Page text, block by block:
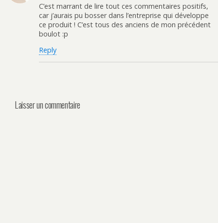
C’est marrant de lire tout ces commentaires positifs,
car j’aurais pu bosser dans l’entreprise qui développe
ce produit ! C’est tous des anciens de mon précédent
boulot :p
Reply
Laisser un commentaire